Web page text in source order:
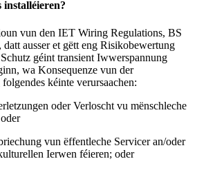
installéieren?
vun den IET Wiring Regulations, BS
datt ausser et gëtt eng Risikobewertung
géint transient Iwwerspannung
wa Konsequenze vun der
kéinte verursaachen:
oder Verloscht vu mënschleche
vun ëffentleche Servicer an/oder
Ierwen féieren; oder